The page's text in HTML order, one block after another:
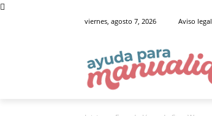
viernes, agosto 7, 2026 Aviso legal